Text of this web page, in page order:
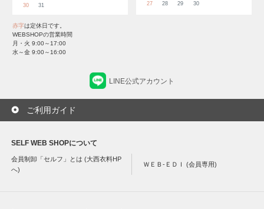
30
31
27
28 29 30
赤字は定休日です。
WEBSHOPの営業時間
月・火 9:00～17:00
水～金 9:00～16:00
LINE公式アカウント
ご利用ガイド
SELF WEB SHOPについて
会員制卸「セルフ」とは (大西衣料HP
へ)
ＷＥＢ-ＥＤＩ (会員専用)